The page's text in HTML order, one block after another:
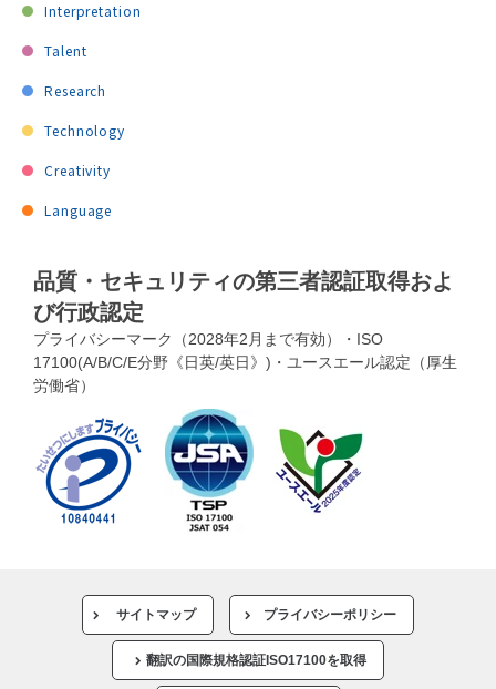
Interpretation
Talent
Research
Technology
Creativity
Language
品質・セキュリティの第三者認証取得およ
び行政認定
プライバシーマーク（2028年2月まで有効）・ISO
17100(A/B/C/E分野《日英/英日》)・ユースエール認定（厚生
労働省）
サイトマップ プライバシーポリシー
翻訳の国際規格認証ISO17100を取得